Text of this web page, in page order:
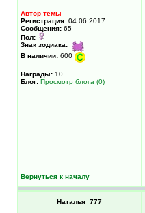
Автор темы
Регистрация: 04.06.2017
Сообщения: 65
Пол:
Знак зодиака:
В наличии: 600
Награды: 10
Блог: Просмотр блога (0)
Вернуться к началу
Наталья_777